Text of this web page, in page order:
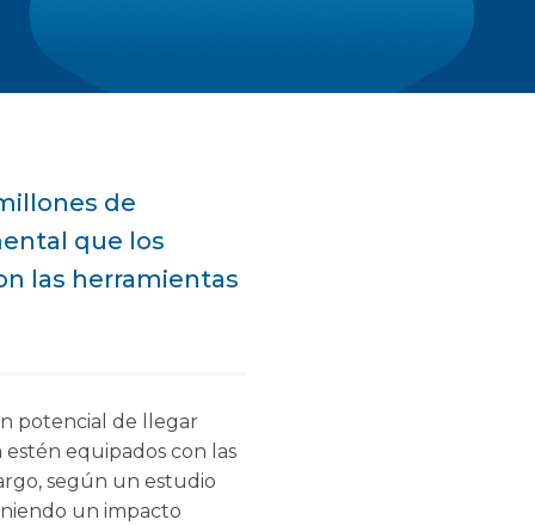
de
que los
las herramientas
potencial de llegar
equipados con las
según un estudio
un impacto